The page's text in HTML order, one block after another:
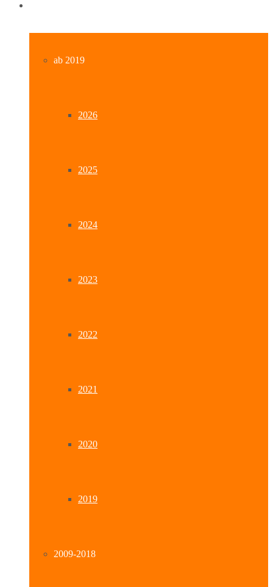
ab 2019
2026
2025
2024
2023
2022
2021
2020
2019
2009-2018